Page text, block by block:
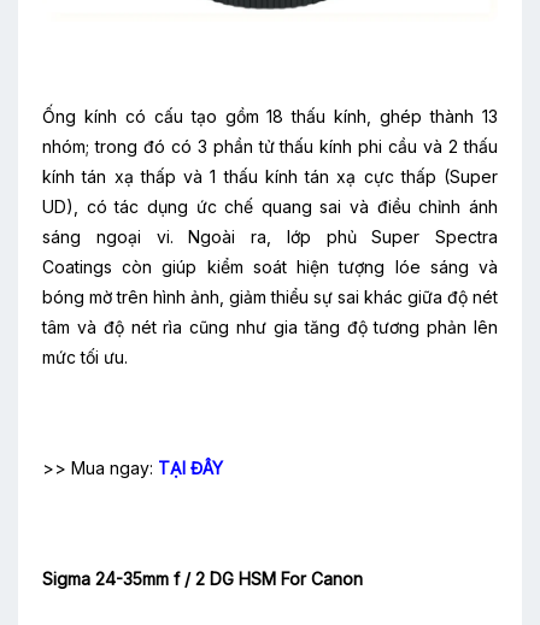
Ống kính có cấu tạo gồm 18 thấu kính, ghép thành 13
nhóm; trong đó có 3 phần tử thấu kính phi cầu và 2 thấu
kính tán xạ thấp và 1 thấu kính tán xạ cực thấp (Super
UD), có tác dụng ức chế quang sai và điều chỉnh ánh
sáng ngoại vi. Ngoài ra, lớp phủ Super Spectra
Coatings còn giúp kiểm soát hiện tượng lóe sáng và
bóng mờ trên hình ảnh, giảm thiểu sự sai khác giữa độ nét
tâm và độ nét rìa cũng như gia tăng độ tương phản lên
mức tối ưu.
>> Mua ngay: TẠI ĐÂY
Sigma 24-35mm f / 2 DG HSM For Canon